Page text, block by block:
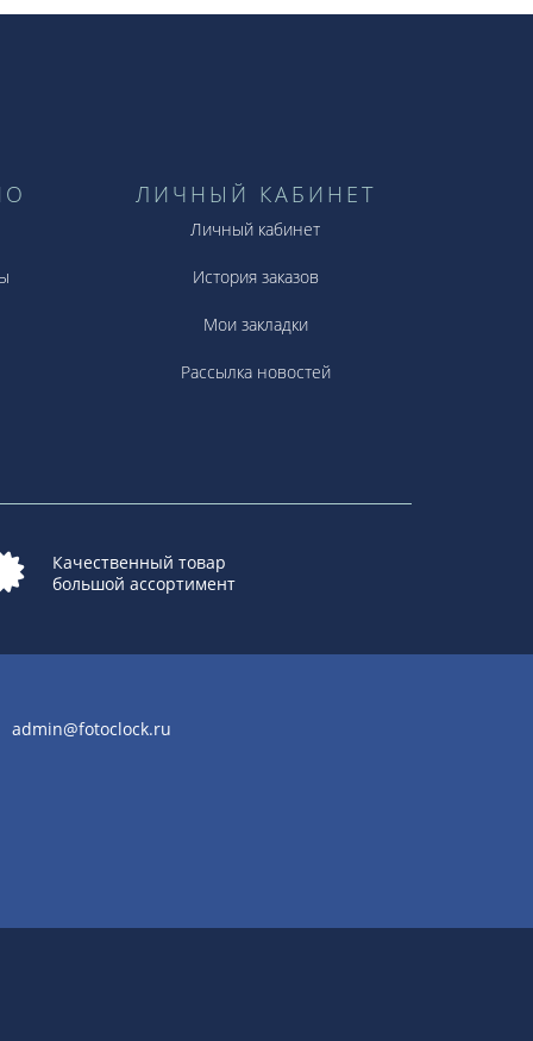
ЛИЧНЫЙ КАБИНЕТ
Личный кабинет
История заказов
Мои закладки
Рассылка новостей
Качественный товар
большой ассортимент
admin@fotoclock.ru